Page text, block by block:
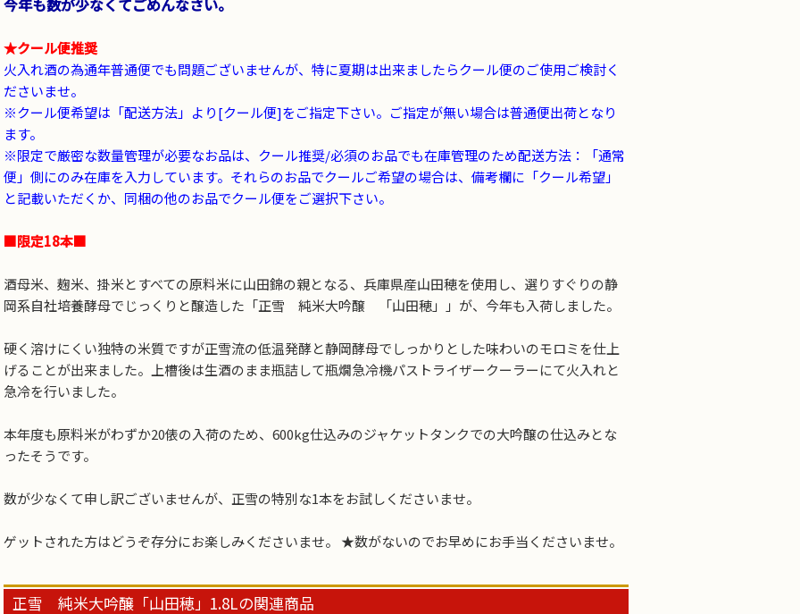
今年も数が少なくてごめんなさい。
★クール便推奨
火入れ酒の為通年普通便でも問題ございませんが、特に夏期は出来ましたらクール便のご使用ご検討く
ださいませ。
※クール便希望は「配送方法」より[クール便]をご指定下さい。ご指定が無い場合は普通便出荷となり
ます。
※限定で厳密な数量管理が必要なお品は、クール推奨/必須のお品でも在庫管理のため配送方法：「通常
便」側にのみ在庫を入力しています。それらのお品でクールご希望の場合は、備考欄に「クール希望」
と記載いただくか、同梱の他のお品でクール便をご選択下さい。
■限定18本■
酒母米、麹米、掛米とすべての原料米に山田錦の親となる、兵庫県産山田穂を使用し、選りすぐりの静
岡系自社培養酵母でじっくりと醸造した「正雪 純米大吟醸 「山田穂」」が、今年も入荷しました。
硬く溶けにくい独特の米質ですが正雪流の低温発酵と静岡酵母でしっかりとした味わいのモロミを仕上
げることが出来ました。上槽後は生酒のまま瓶詰して瓶燗急冷機パストライザークーラーにて火入れと
急冷を行いました。
本年度も原料米がわずか20俵の入荷のため、600kg仕込みのジャケットタンクでの大吟醸の仕込みとな
ったそうです。
数が少なくて申し訳ございませんが、正雪の特別な1本をお試しくださいませ。
ゲットされた方はどうぞ存分にお楽しみくださいませ。 ★数がないのでお早めにお手当くださいませ。
正雪 純米大吟醸「山田穂」1.8Lの関連商品